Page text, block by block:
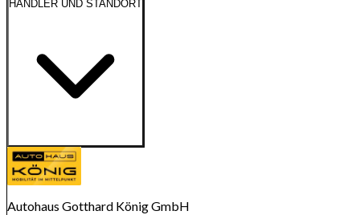
HÄNDLER UND STANDORT
Karte wird geladen...
Route anzeigen
Autohaus Gotthard König GmbH